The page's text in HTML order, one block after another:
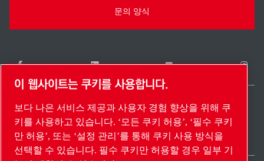
문의 양식
사이트 맵설정 관리© 2026 저작권.
South Korea / KO
이 웹사이트는 쿠키를 사용합니다.
보다 나은 서비스 제공과 사용자 경험 향상을 위해 쿠
키를 사용하고 있습니다. ‘모든 쿠키 허용’, ‘필수 쿠키
만 허용’, 또는 ‘설정 관리’를 통해 쿠키 사용 방식을
선택할 수 있습니다. 필수 쿠키만 허용할 경우 일부 기